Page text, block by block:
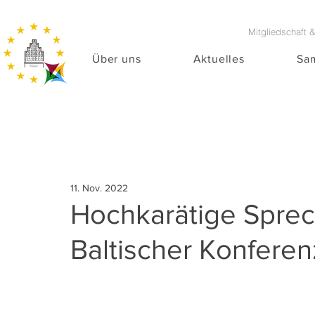
Über uns Aktuelles
Mitgliedschaft
Hochkarätige
Baltischer
11. Nov. 2022